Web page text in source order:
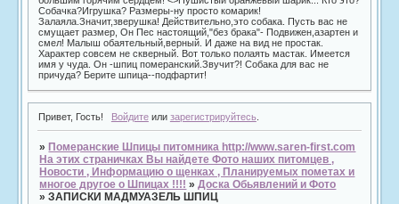
Собачка?Игрушка? Размеры-ну просто комарик!
Залаяла.Значит,зверушка! Действительно,это собака. Пусть вас не
смущает размер, Он Пес настоящий,"без брака"- Подвижен,азартен и
смел! Малыш обаятельный,верный. И даже на вид не простак.
Характер совсем не скверный. Вот только полаять мастак. Имеется
имя у чуда. Он -шпиц померанский.Звучит?! Собака для вас не
причуда? Берите шпица--подфартит!
Привет, Гость! Войдитеили зарегистрируйтесь.
»Померанские Шпицы питомника http://www.saren-first.com
На этих страничках Вы найдете Фото наших питомцев ,
Новости , Информацию о щенках , Планируемых пометах и
многое другое о Шпицах !!!! »Доска Обьявлений и Фото
»ЗАПИСКИ МАДМУАЗЕЛЬ ШПИЦ